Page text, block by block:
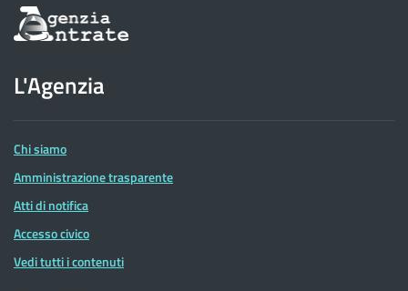
Informazioni
sul
dell'Agenzia
delle
Entrate
L'Agenzia
Chi siamo
Amministrazione trasparente
Atti di notifica
Accesso civico
Vedi tutti i contenuti